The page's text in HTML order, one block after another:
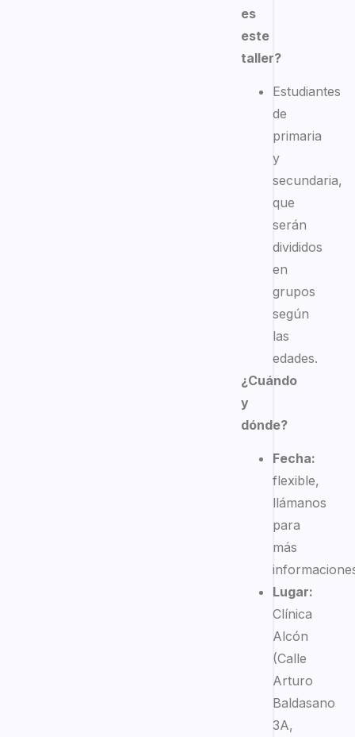
es
este
taller?
Estudiantes
de
primaria
y
secundaria,
que
serán
divididos
en
grupos
según
las
edades.
¿Cuándo
y
dónde?
Fecha:
flexible,
llámanos
para
más
Lugar:
Clínica
Alcón
(Calle
Arturo
Baldasano
3A,